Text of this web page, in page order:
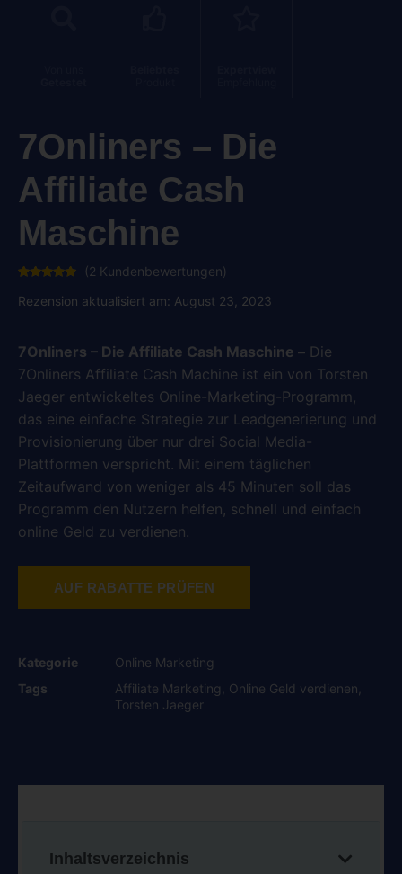
7Onliners – Die
Affiliate Cash
Maschine
mit5.00
von 5,
(2 Kundenbewertungen)
Rezension aktualisiert am: August 23, 2023
7Onliners – Die Affiliate Cash Maschine – Die
7Onliners Affiliate Cash Machine ist ein von Torsten
Jaeger entwickeltes Online-Marketing-Programm,
das eine einfache Strategie zur Leadgenerierung und
Provisionierung über nur drei Social Media-
Plattformen verspricht. Mit einem täglichen
Zeitaufwand von weniger als 45 Minuten soll das
Programm den Nutzern helfen, schnell und einfach
online Geld zu verdienen.
AUF RABATTE PRÜFEN
Kategorie
Online Marketing
Tags
Affiliate Marketing Online Geld verdienen
Torsten Jaeger
Inhaltsverzeichnis